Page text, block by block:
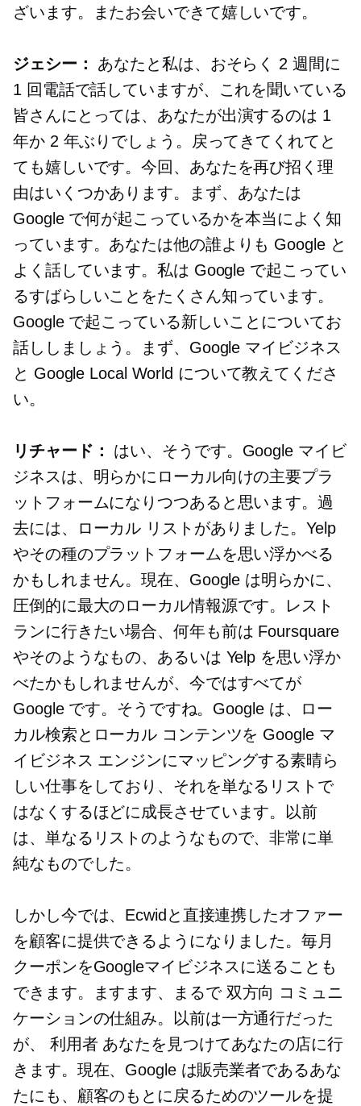
ざいます。またお会いできて嬉しいです。
ジェシー：
あなたと私は、おそらく 2 週間に
1 回電話で話していますが、これを聞いている
皆さんにとっては、あなたが出演するのは 1
年か 2 年ぶりでしょう。戻ってきてくれてと
ても嬉しいです。今回、あなたを再び招く理
由はいくつかあります。まず、あなたは
Google で何が起こっているかを本当によく知
っています。あなたは他の誰よりも Google と
よく話しています。私は Google で起こってい
るすばらしいことをたくさん知っています。
Google で起こっている新しいことについてお
話ししましょう。まず、Google マイビジネス
と Google Local World について教えてくださ
い。
リチャード：
はい、そうです。Google マイビ
ジネスは、明らかにローカル向けの主要プラ
ットフォームになりつつあると思います。過
去には、ローカル リストがありました。Yelp
やその種のプラットフォームを思い浮かべる
かもしれません。現在、Google は明らかに、
圧倒的に最大のローカル情報源です。レスト
ランに行きたい場合、何年も前は Foursquare
やそのようなもの、あるいは Yelp を思い浮か
べたかもしれませんが、今ではすべてが
Google です。そうですね。Google は、ロー
カル検索とローカル コンテンツを Google マ
イビジネス エンジンにマッピングする素晴ら
しい仕事をしており、それを単なるリストで
はなくするほどに成長させています。以前
は、単なるリストのようなもので、非常に単
純なものでした。
しかし今では、Ecwidと直接連携したオファー
を顧客に提供できるようになりました。毎月
クーポンをGoogleマイビジネスに送ることも
できます。ますます、まるで 双方向 コミュニ
ケーションの仕組み。以前は一方通行だった
が、 利用者あなたを見つけてあなたの店に行
きます。現在、Google は販売業者であるあな
たにも、顧客のもとに戻るためのツールを提